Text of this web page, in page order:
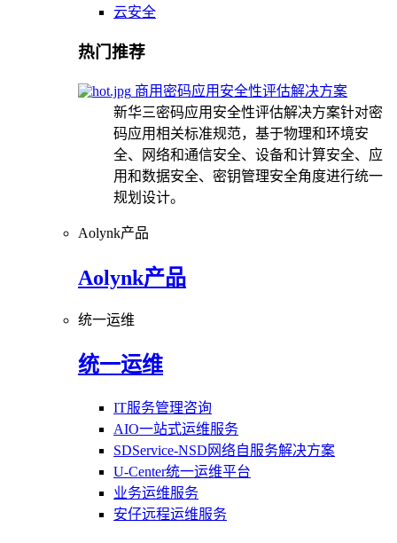
云安全
热门推荐
商用密码应用安全性评估解决方案
新华三密码应用安全性评估解决方案针对密
码应用相关标准规范，基于物理和环境安
全、网络和通信安全、设备和计算安全、应
用和数据安全、密钥管理安全角度进行统一
规划设计。
Aolynk产品
Aolynk产品
统一运维
统一运维
IT服务管理咨询
AIO一站式运维服务
SDService-NSD网络自服务解决方案
U-Center统一运维平台
业务运维服务
安仔远程运维服务